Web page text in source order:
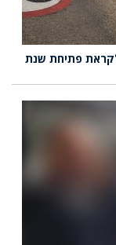
פתיחת שנת